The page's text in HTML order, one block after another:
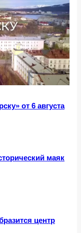
от 6 августа
маяк
центр